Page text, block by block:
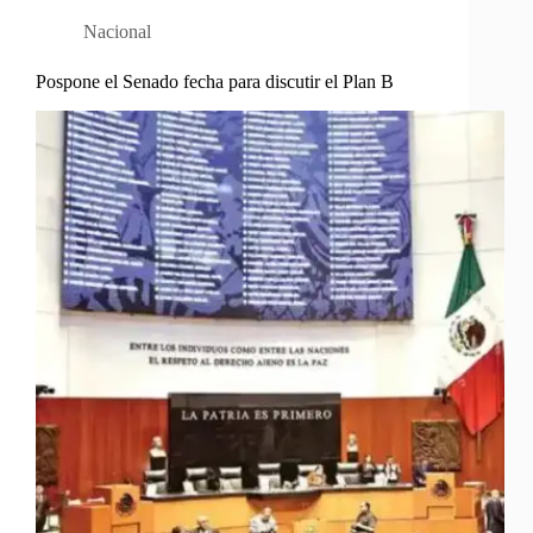
Nacional
Pospone el Senado fecha para discutir el Plan B